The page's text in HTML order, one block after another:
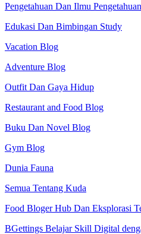
Pengetahuan Dan Ilmu Pengetahuan
Edukasi Dan Bimbingan Study
Vacation Blog
Adventure Blog
Outfit Dan Gaya Hidup
Restaurant and Food Blog
Buku Dan Novel Blog
Gym Blog
Dunia Fauna
Semua Tentang Kuda
Food Bloger Hub Dan Eksplorasi
BGettings Belajar Skill Digital